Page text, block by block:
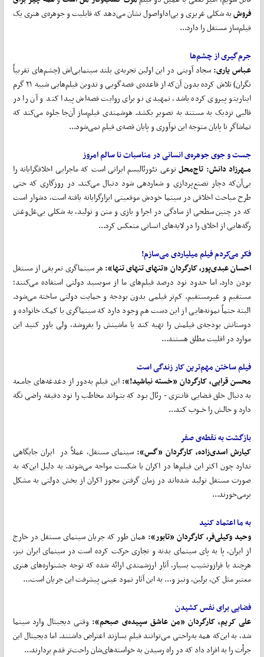
فروشبه شکلی غریزی و بی‌اداواصول نشان می‌دهد که قابلیت و جوهره‌ی هنری یک
فیلم‌ساز مستقل را دارد...
جرم‌گیری از چشم‌‌ها
عـباس یاری: سجاد آوینی در این اولین تجربه‌ی بلند سینمایی‌اش (چشم‌های تقریباً
نگران) تلاش کرده بدون آن‌که از قاعده‌ی قصه‌‌گویی و تدوین فیلم‌هایی شبیه ۲۱ گرم
ایناریتو پیروی کرده باشد، تمهیدی نو برای روایت قصه‌اش پیدا کند و آن را در
قالبی نزدیک به مستند به تصویر بکشد. هوشمندی فیلم‌ساز آن‌جا جلوه می‌کند که
تماشاگر تا پایان متوجه این نوآوری و پایان قصه‌ی فیلم نمی‌شود...
جست و جوی جوهره‌ی انسانی در مناسبات نا سالم امروز
مــهرزاد دانش: تاجمحلنوعی نئورئالیسم ایرانی است که ماجرایی اخلاق­گرایانه را
بی‌آن‌که دچار تصنع‌پردازی و شعاردهی شود دنبال می‌کند. در روزگاری که حتی
طرح مباحث اخلاقی در سینما خودش موقعیتی ابزارگرایانه یافته است، دشوار است
که در چنین سطحی از سادگی در اجرا و بازی و متن و تولید، به شکلی بی‌غل‌وغش
رگه‌هایی از اخلاق را در لایه‌های انسانی منعکس کرد...
فکر می‌کردم فیلم میلیاردی می‌سازم!
احسان عبدیپور، کارگردان «تنهای تنهای تنها»:هر سینماگری تعریفی از مستقل
بودن دارد. اما حدود نود درصد فیلم‌های ما از سوبسید دولتی استفاده می‌کنند؛
مستقیم و غیرمستقیم. کم‌تر فیلمی بدون بودجه و حمایت دولتی ساخته می‌شود.
البته حتماً نمونه‌هایی از این دست هم وجود دارد که سینماگری با کمک خانواده و
دوستانش بودجه‌ی فیلمش را تهیه کند یا ماشینش را بفروشد، ولی باور کنید این
موارد در اقلیت مطلق هستند...
فیلم ساختن مهمترین کار زندگی است
محسن قرایی، کارگردان «خسته نباشید!»: این فیلم به‌دور از دغدغه‌های جامـعه
به دنبال خلق فـضایی فانـتزی - رئال بـود که بتـواند مخاطب را نود دقیقه راضی نگه
دارد و حالـش را خــوب کند...
بازگشت به نقطه‌ی صفر
کیارش اسدیزاده، کارگردان «گس»: سینمای مستقل، عملاً در ایران جایگاهی
ندارد چون اکثر این فیلم‌ها در اکران با شکست مواجه می‌شوند. به دلیل این‌که به
صورت مستقل تولید شده‌اند در زمان گرفتن مجوز اکران از بخش دولتی به مشکل
برمی‌خورند...
به ما اعتماد کنید
وحید وکیلیفر، کارگردان «تابور»:همان طور که جریان سینمای مستقل در خارج
از ایران، پا به پای سینمای بدنه و تجاری حرکت کرده است در سینمای ایران نیز،
هرچند با فرازونشیب بسیار، آثار ارزشمندی ارائه شده که توجه جشنواره‌های هنری
معتبر مثل کن، برلین، ونیز و... به این آثار نمود عینی پیشرفت این جریان است...
فضایی برای نفس کشیدن
علی کریم، کارگردان «من عاشق سپیده‌ی صبحم»: وقتی دیجیتال وارد سینما
شد، به این‌که همه به‌راحتی می‌توانند فیلم بسازند اعتراض داشتند. اما دیجیتال این
جرأت را به افراد داد که در راه رسیدن به خواسته‌های‌شان راحت‌تر قدم بردارند...